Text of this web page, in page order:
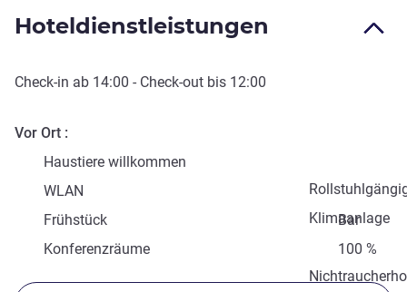
Hoteldienstleistungen
Check-in ab 14:00 - Check-out bis 12:00
Vor Ort
Haustiere willkommen
WLAN
Klimaanlage
Frühstück
Bar
Konferenzräume
100 %